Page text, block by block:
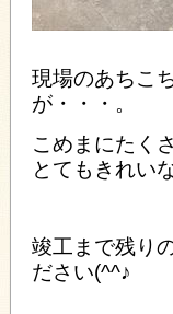
現場のあちこ
が・・・。
こめまにたく
とてもきれい
竣工まで残り
ださい(^^♪